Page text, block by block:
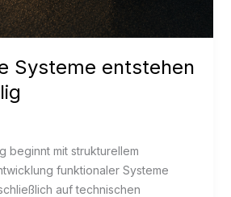
Systeme entstehen
beginnt mit strukturellem
funktionaler Systeme
auf technischen